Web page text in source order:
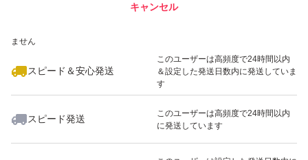
ません
スピード＆安心発送
このユーザーは高頻度で24時間以内
＆設定した発送日数内に発送していま
す
スピード発送
このユーザーは高頻度で24時間以内
に発送しています
キャンセル
いいね！
2,500